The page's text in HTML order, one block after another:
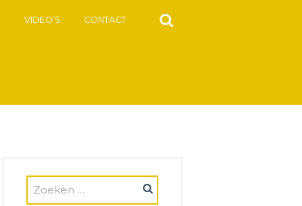
VIDEO’S CONTACT